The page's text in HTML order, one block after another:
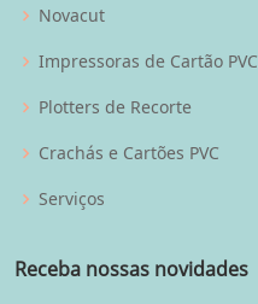
Novacut
Impressoras de Cartão PVC
Plotters de Recorte
Crachás e Cartões PVC
Serviços
Receba nossas novidades